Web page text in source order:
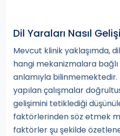
Dil Yaraları Nasıl
Mevcut klinik yaklaşımda,
hangi mekanizmalara
anlamıyla bilinmemektedir.
yapılan çalışmalar
gelişimini tetiklediği
faktörlerinden söz etmek
faktörler şu şekilde